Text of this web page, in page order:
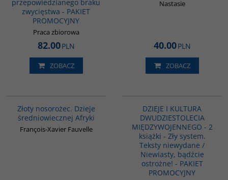
przepowiedzianego braku
zwycięstwa - PAKIET
PROMOCYJNY
Praca zbiorowa
82.00PLN
ZOBACZ
Nastasie
40.00PLN
ZOBACZ
Złoty nosorożec. Dzieje
średniowiecznej Afryki
François-Xavier Fauvelle
DZIEJE I KULTURA
DWUDZIESTOLECIA
MIĘDZYWOJENNEGO - 2
książki - Zły system.
Teksty niewydane /
Niewiasty, bądźcie
ostrożne! - PAKIET
PROMOCYJNY